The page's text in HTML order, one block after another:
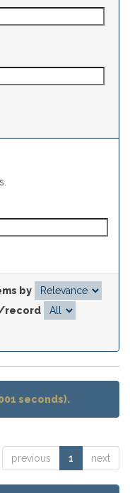
by
record
seconds).
previous 1 next